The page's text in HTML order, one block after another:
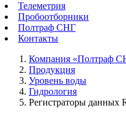
Телеметрия
Пробоотборники
Полтраф СНГ
Контакты
Компания «Полтраф
Продукция
Уровень воды
Гидрология
Регистраторы данных